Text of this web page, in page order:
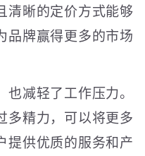
清晰的定价方式能够
品牌赢得更多的市场
减轻了工作压力。
多精力，可以将更多
提供优质的服务和产